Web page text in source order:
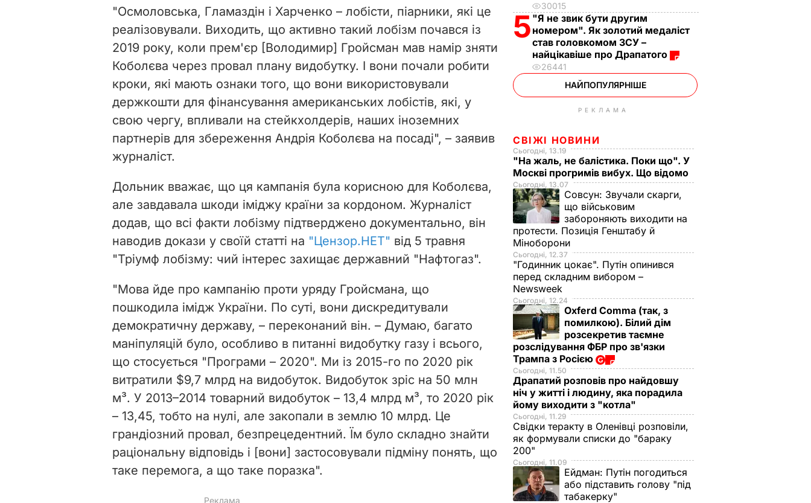
i
d
e
o
"Осмоловська, Гламаздін і Харченко – лобісти, піарники, які це
реалізовували. Виходить, що активно такий лобізм почався із
2019 року, коли прем'єр [Володимир] Гройсман мав намір зняти
Коболєва через провал плану видобутку. І вони почали робити
кроки, які мають ознаки того, що вони використовували
держкошти для фінансування американських лобістів, які, у
свою чергу, впливали на стейкхолдерів, наших іноземних
партнерів для збереження Андрія Коболєва на посаді", – заявив
журналіст.
Дольник вважає, що ця кампанія була корисною для Коболєва,
але завдавала шкоди іміджу країни за кордоном. Журналіст
додав, що всі факти лобізму підтверджено документально, він
наводив докази у своїй статті на "Цензор.НЕТ" від 5 травня
"Тріумф лобізму: чий інтерес захищає державний "Нафтогаз".
"Мова йде про кампанію проти уряду Гройсмана, що
пошкодила імідж України. По суті, вони дискредитували
демократичну державу, – переконаний він. – Думаю, багато
маніпуляцій було, особливо в питанні видобутку газу і всього,
що стосується "Програми – 2020". Ми із 2015-го по 2020 рік
витратили $9,7 млрд на видобуток. Видобуток зріс на 50 млн
м³. У 2013–2014 товарний видобуток – 13,4 млрд м³, то 2020 рік
– 13,45, тобто на нулі, але закопали в землю 10 млрд. Це
грандіозний провал, безпрецедентний. Їм було складно знайти
раціональну відповідь і [вони] застосовували підміну понять, що
таке перемога, а що таке поразка".
30015
5 "Я не звик бути другим
номером". Як золотий медаліст
став головкомом ЗСУ –
найцікавіше про Драпатого
26441
НАЙПОПУЛЯРНІШЕ
РЕКЛАМА
СВІЖІ НОВИНИ
Сьогодні, 13.19
"На жаль, не балістика. Поки що". У
Москві прогримів вибух. Що відомо
Сьогодні, 13.07
Совсун: Звучали скарги,
що військовим
забороняють виходити на
протести. Позиція Генштабу й
Міноборони
Сьогодні, 12.37
"Годинник цокає". Путін опинився
перед складним вибором –
Newsweek
Сьогодні, 12.24
Oxferd Comma (так, з
помилкою). Білий дім
розсекретив таємне
розслідування ФБР про зв'язки
Трампа з Росією
Сьогодні, 11.50
Драпатий розповів про найдовшу
ніч у житті і людину, яка порадила
йому виходити з "котла"
Сьогодні, 11.29
Свідки теракту в Оленівці розповіли,
як формували списки до "бараку
200"
Сьогодні, 11.09
Ейдман: Путін погодиться
або підставить голову "під
табакерку"